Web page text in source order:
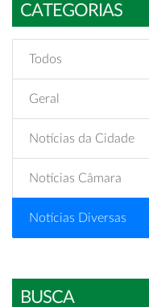
CATEGORIAS
Todos
Geral
Notícias da Cidade
Notícias Câmara
Notícias Diversas
BUSCA